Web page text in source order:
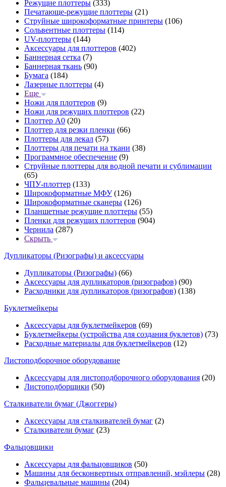
Режущие плоттеры (333)
Печатающе-режущие плоттеры (21)
Струйные широкоформатные принтеры (106)
Сольвентные плоттеры (114)
UV-плоттеры (144)
Аксессуары для плоттеров (402)
Баннерная сетка (7)
Баннерная ткань (90)
Бумага (184)
Лазерные плоттеры (4)
Еще
Ножи для плоттеров (9)
Ножи для режущих плоттеров (22)
Плоттер А0 (20)
Плоттер для резки пленки (66)
Плоттеры для лекал (57)
Плоттеры для печати на ткани (38)
Программное обеспечение (9)
Струйные плоттеры для водной печати и сублимации
(65)
ЧПУ-плоттер (133)
Широкоформатные МФУ(126)
Широкоформатные сканеры (126)
Планшетные режущие плоттеры (55)
Пленки для режущих плоттеров (904)
Чернила (287)
Скрыть
Дупликаторы (Ризографы) и аксессуары
Дупликаторы (Ризографы) (66)
Аксессуары для дупликаторов (ризографов) (90)
Расходники для дупликаторов (ризографов) (138)
Буклетмейкеры
Аксессуары для буклетмейкеров (69)
Буклетмейкеры (устройства для создания буклетов) (73)
Расходные материалы для буклетмейкеров (12)
Листоподборочное оборудование
Аксессуары для листоподборочного оборудования (20)
Листоподборщики (50)
Сталкиватели бумаг (Джоггеры)
Аксессуары для сталкивателей бумаг (2)
Сталкиватели бумаг (23)
Фальцовщики
Аксессуары для фальцовщиков (50)
Машины для бесконвертных отправлений, мэйлеры (28)
Фальцевальные машины (204)